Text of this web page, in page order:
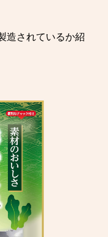
造されているか紹